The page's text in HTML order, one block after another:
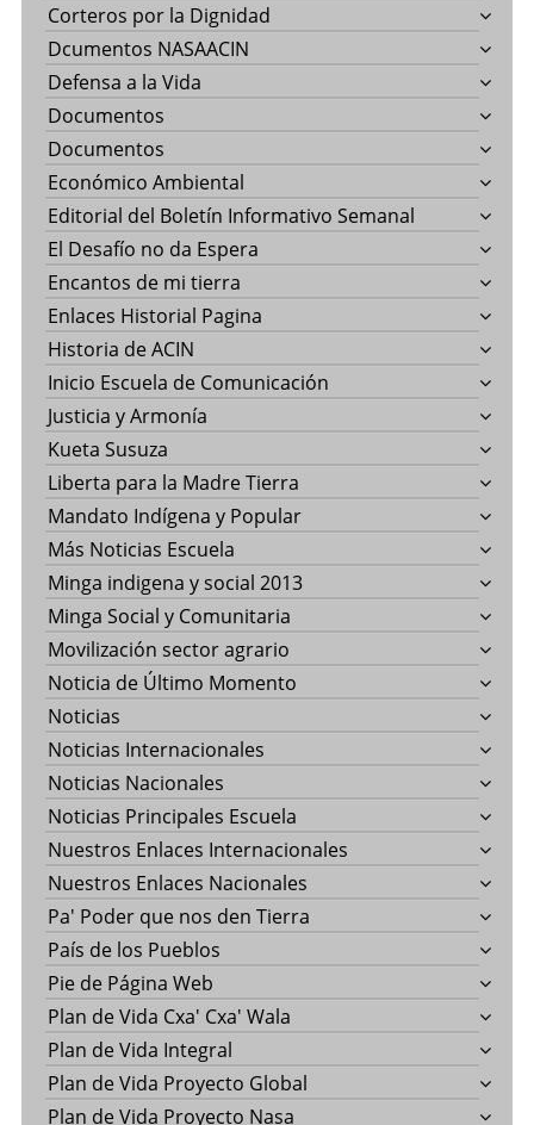
Corteros por la Dignidad
Dcumentos NASAACIN
Defensa a la Vida
Documentos
Documentos
Económico Ambiental
Editorial del Boletín Informativo Semanal
El Desafío no da Espera
Encantos de mi tierra
Enlaces Historial Pagina
Historia de ACIN
Inicio Escuela de Comunicación
Justicia y Armonía
Kueta Susuza
Liberta para la Madre Tierra
Mandato Indígena y Popular
Más Noticias Escuela
Minga indigena y social 2013
Minga Social y Comunitaria
Movilización sector agrario
Noticia de Último Momento
Noticias
Noticias Internacionales
Noticias Nacionales
Noticias Principales Escuela
Nuestros Enlaces Internacionales
Nuestros Enlaces Nacionales
Pa' Poder que nos den Tierra
País de los Pueblos
Pie de Página Web
Plan de Vida Cxa' Cxa' Wala
Plan de Vida Integral
Plan de Vida Proyecto Global
Plan de Vida Proyecto Nasa